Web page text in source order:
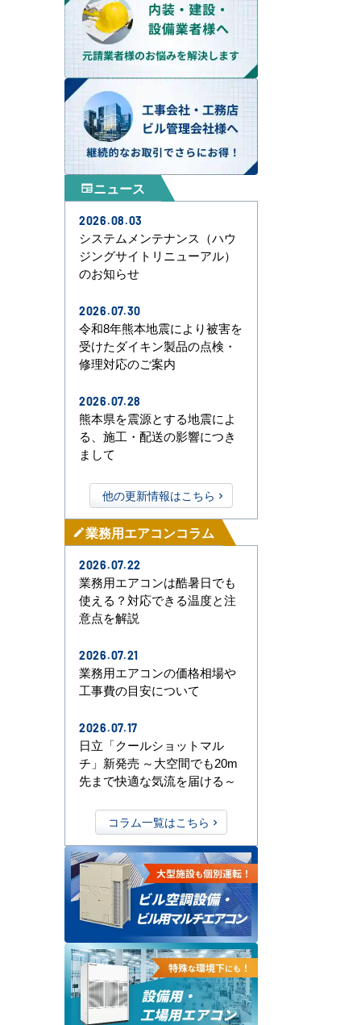
newspaperニュース
2026.08.03
システムメンテナンス（ハウ
ジングサイトリニューアル）
のお知らせ
2026.07.30
令和8年熊本地震により被害を
受けたダイキン製品の点検・
修理対応のご案内
2026.07.28
熊本県を震源とする地震によ
る、施工・配送の影響につき
まして
他の更新情報はこちら
mode_edit業務用エアコンコラム
2026.07.22
業務用エアコンは酷暑日でも
使える？対応できる温度と注
意点を解説
2026.07.21
業務用エアコンの価格相場や
工事費の目安について
2026.07.17
日立「クールショットマル
チ」新発売 ～大空間でも20m
先まで快適な気流を届ける～
コラム一覧はこちら